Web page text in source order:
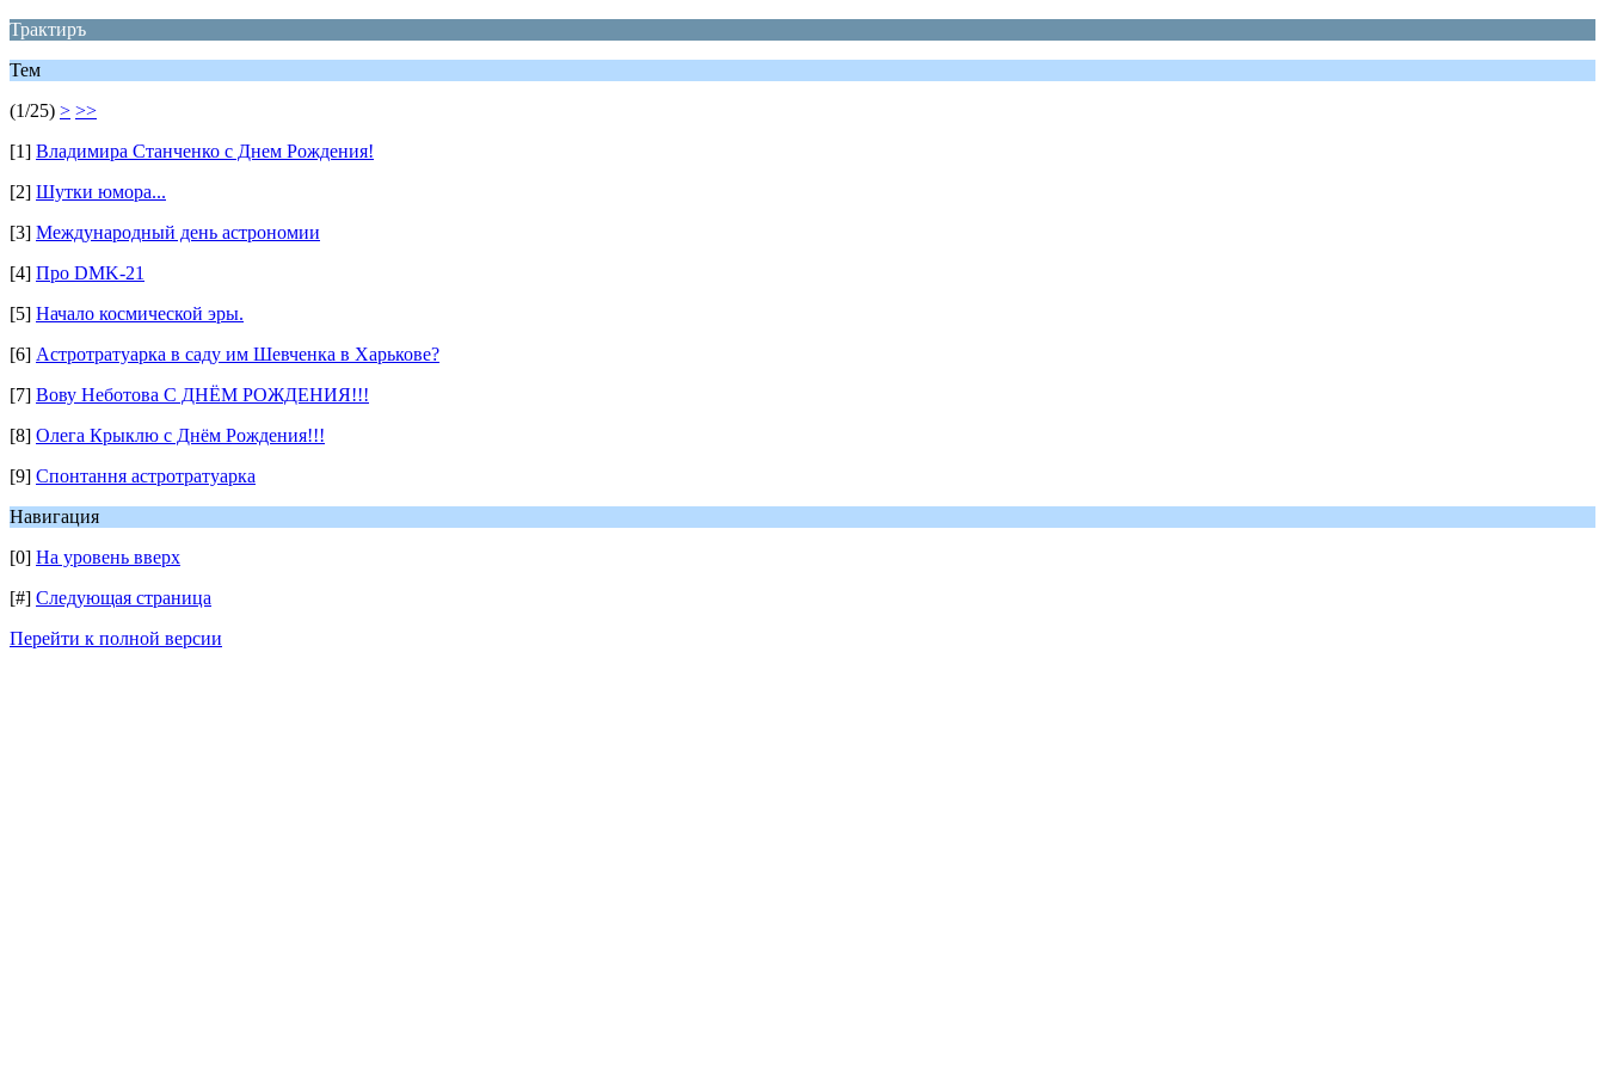
Трактиръ
Тем
(1/25) > >>
[1] Владимира Станченко с Днем Рождения!
[2] Шутки юмора...
[3] Международный день астрономии
[4] Про DMK-21
[5] Начало космической эры.
[6] Астротратуарка в cаду им Шевченка в Харькове?
[7] Вову Неботова С ДНЁМ РОЖДЕНИЯ!!!
[8] Олега Крыклю с Днём Рождения!!!
[9] Спонтання астротратуарка
Навигация
[0] На уровень вверх
[#] Следующая страница
Перейти к полной версии